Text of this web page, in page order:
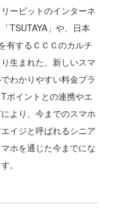
ービットのインターネ
TSUTAYA」や、日本
有するＣＣＣのカルチ
生まれた、新しいスマ
わかりやすい料金プラ
ポイントとの連携やエ
より、今までのスマホ
イジと呼ばれるシニア
ホを通じた今までにな
。